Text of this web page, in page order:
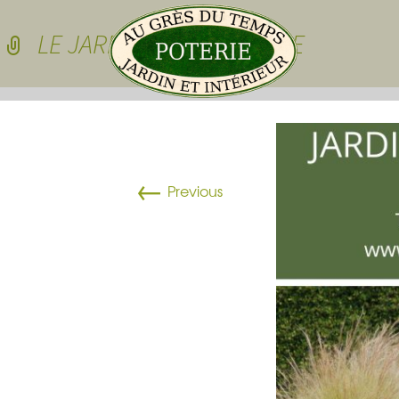
Pots de jardin
Pots à
Pots pour
dessous de
Pots pour
Vasques
LE JARDIN DE LA POTERIE
← Previous